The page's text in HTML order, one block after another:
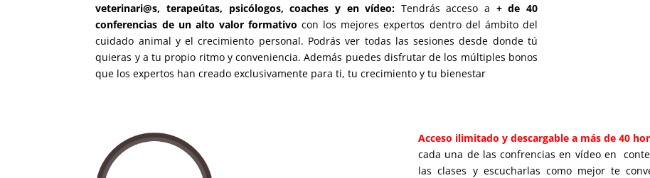
veterinari@s, terapeútas, psicólogos, coaches y en vídeo: Tendrás acceso a + de 40
conferencias de un alto valor formativo con los mejores expertos dentro del ámbito del
cuidado animal y el crecimiento personal. Podrás ver todas las sesiones desde donde tú
quieras y a tu propio ritmo y conveniencia. Además puedes disfrutar de los múltiples bonos
que los expertos han creado exclusivamente para ti, tu crecimiento y tu bienestar
Acceso ilimitado y descargable a más de 40
cada una de las confrencias en vídeo en
las clases y escucharlas como mejor te